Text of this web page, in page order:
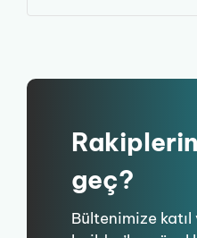
geç?
Bültenimize katıl